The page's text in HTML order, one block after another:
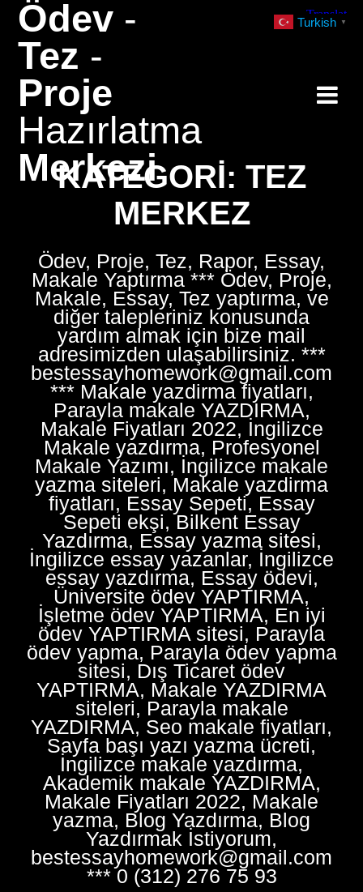
Ödev -
Tez -
Proje
Hazırlatma
Merkezi
KATEGORI: TEZ
MERKEZ
Ödev, Proje, Tez, Rapor, Essay,
Makale Yaptırma *** Ödev, Proje,
Makale, Essay, Tez yaptırma, ve
diğer talepleriniz konusunda
yardım almak için bize mail
adresimizden ulaşabilirsiniz. ***
bestessayhomework@gmail.com
*** Makale yazdirma fiyatları,
Parayla makale YAZDIRMA,
Makale Fiyatları 2022, İngilizce
Makale yazdırma, Profesyonel
Makale Yazımı, İngilizce makale
yazma siteleri, Makale yazdirma
fiyatları, Essay Sepeti, Essay
Sepeti ekşi, Bilkent Essay
Yazdırma, Essay yazma sitesi,
İngilizce essay yazanlar, İngilizce
essay yazdırma, Essay ödevi,
Üniversite ödev YAPTIRMA,
İşletme ödev YAPTIRMA, En iyi
ödev YAPTIRMA sitesi, Parayla
ödev yapma, Parayla ödev yapma
sitesi, Dış Ticaret ödev
YAPTIRMA, Makale YAZDIRMA
siteleri, Parayla makale
YAZDIRMA, Seo makale fiyatları,
Sayfa başı yazı yazma ücreti,
İngilizce makale yazdırma,
Akademik makale YAZDIRMA,
Makale Fiyatları 2022, Makale
yazma, Blog Yazdırma, Blog
Yazdırmak İstiyorum,
bestessayhomework@gmail.com
*** 0 (312) 276 75 93
Turkish ▼